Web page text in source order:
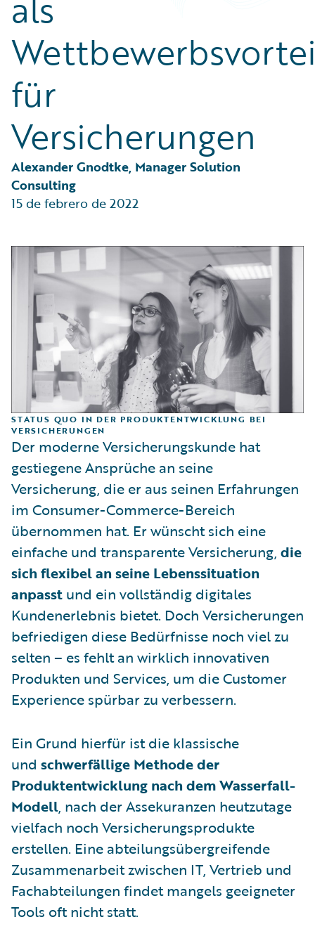
Partner Perspective
Technology
Trends
für
Versicherungen
Alexander Gnodtke, Manager Solution
Consulting
15 de febrero de 2022
STATUS QUO IN DER PRODUKTENTWICKLUNG BEI
VERSICHERUNGEN
Der moderne Versicherungskunde hat
gestiegene Ansprüche an seine
Versicherung, die er aus seinen Erfahrungen
im Consumer-Commerce-Bereich
übernommen hat. Er wünscht sich eine
einfache und transparente Versicherung, die
sich flexibel an seine Lebenssituation
anpasst und ein vollständig digitales
Kundenerlebnis bietet. Doch Versicherungen
befriedigen diese Bedürfnisse noch viel zu
selten – es fehlt an wirklich innovativen
Produkten und Services, um die Customer
Experience spürbar zu verbessern.
Ein Grund hierfür ist die klassische
und schwerfällige Methode der
Produktentwicklung nach dem Wasserfall-
Modell, nach der Assekuranzen heutzutage
vielfach noch Versicherungsprodukte
erstellen. Eine abteilungsübergreifende
Zusammenarbeit zwischen IT, Vertrieb und
Fachabteilungen findet mangels geeigneter
Tools oft nicht statt.